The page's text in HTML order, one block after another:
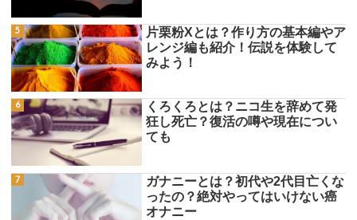
片栗粉Xとは？作り方の基本編やア
レンジ編も紹介！伝説を体験して
みよう！
くろくろとは？ニコ生を辞めて発
狂し死亡？復活の噂や現在につい
ても
ガナニーとは？初代や2代目亡くな
ったの？絶対やってはいけない癌
オナニー